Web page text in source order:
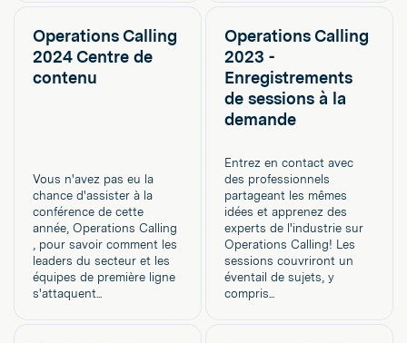
Operations Calling
2024 Centre de
contenu
Vous n'avez pas eu la
chance d'assister à la
conférence de cette
année, Operations Calling
, pour savoir comment les
leaders du secteur et les
équipes de première ligne
s'attaquent...
Operations Calling
2023 -
Enregistrements
de sessions à la
demande
Entrez en contact avec
des professionnels
partageant les mêmes
idées et apprenez des
experts de l'industrie sur
Operations Calling! Les
sessions couvriront un
éventail de sujets, y
compris...